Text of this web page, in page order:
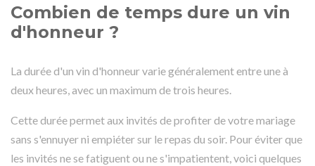
Combien de temps dure un vin
d'honneur ?
La durée d'un vin d'honneur varie généralement entre une à
deux heures, avec un maximum de trois heures.
Cette durée permet aux invités de profiter de votre mariage
sans s'ennuyer ni empiéter sur le repas du soir. Pour éviter que
les invités ne se fatiguent ou ne s'impatientent, voici quelques